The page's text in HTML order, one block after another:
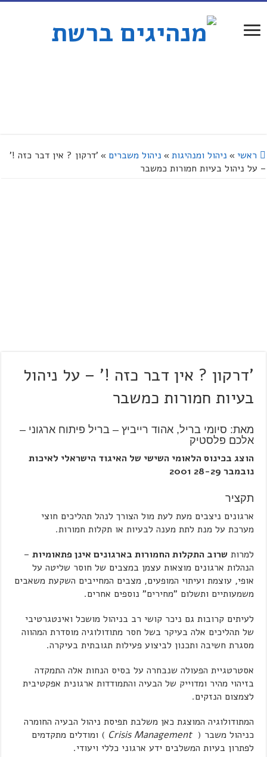
ראשי » ניהול ומנהיגות » ניהול משברים » 'דרקון ? אין דבר כזה !'
– על ניהול בעיות חמורות כמשבר
'דרקון ? אין דבר כזה !' – על ניהול
בעיות חמורות כמשבר
מאת: סיומי בריל, אהוד רייביץ – בריל פיתוח ארגוני –
אלכם פלסטיק
הוצג בכינוס הלאומי השישי של האיגוד הישראלי לאיכות
נובמבר 28-29 2001
תקציר
ארגונים ניצבים מעת לעת מול הצורך לנהל תהליכים חוצי
מערכת על מנת לתת מענה לבעיות או תקלות חמורות.
למרות שרוב התקלות החמורות בארגונים אינן פתאומיות –
הנהלות ארגונים מוצאות עצמן במצבים של חוסר שליטה על
אופי, עוצמת ועיתוי המופעים, מצבים המחייבים השקעת משאבים
משמעותיים ותשלום "מחירים" נוספים אחרים.
לעיתים קרובות גם ניכר קושי רב בניהול מושכל ואינטגרטיבי
של תהליכים אלה בעיקר בשל חסר מתודולוגיה מוסדרת המהווה
מסגרת חשיבה ותכנון לביצוע פעילות תגובתית בעיקרה.
אסטרטגיית הפעולה שנבחרה על בסיס הנחות אלה התמקדה
בזיהוי מהיר ומדוייק של הבעיה והתמודדות ארגונית אפקטיבית
לצמצום הנזקים.
המתודולוגיה המוצגת כאן משלבת תפיסת ניהול הבעיה החומרה
כניהול משבר (Crisis Management ) ומודלים מתקדמים
לפתרון בעיות המשלבים ידע ארגוני כללי ויעודי.